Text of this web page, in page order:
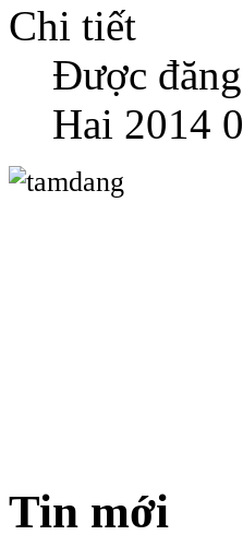
Chi tiết
Được
Hai 2014
Tin mới